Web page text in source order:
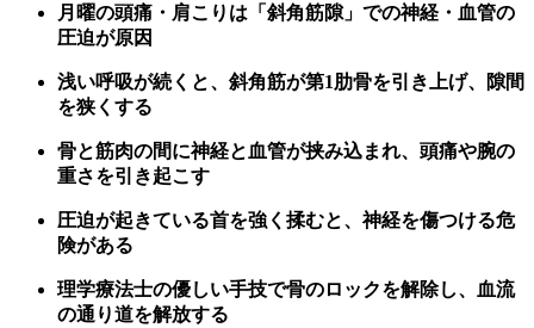
月曜の頭痛・肩こりは「斜角筋隙」での神経・血管の
圧迫が原因
浅い呼吸が続くと、斜角筋が第1肋骨を引き上げ、隙間
を狭くする
骨と筋肉の間に神経と血管が挟み込まれ、頭痛や腕の
重さを引き起こす
圧迫が起きている首を強く揉むと、神経を傷つける危
険がある
理学療法士の優しい手技で骨のロックを解除し、血流
の通り道を解放する